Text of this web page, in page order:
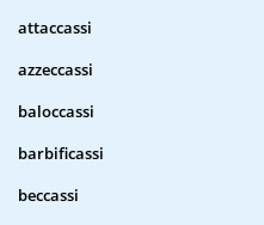
attaccassi
azzeccassi
baloccassi
barbificassi
beccassi